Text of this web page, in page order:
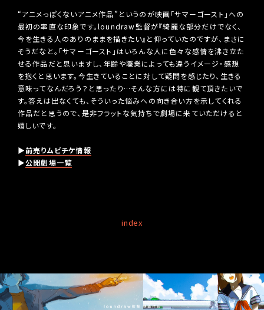
“アニメっぽくないアニメ作品”というのが映画「サマーゴースト」への
最初の率直な印象です。loundraw監督が『綺麗な部分だけでなく、
今を生きる人のありのままを描きたい』と仰っていたのですが、まさに
そうだなと。「サマーゴースト」はいろんな人に色々な感情を沸き立た
せる作品だと思いますし、年齢や職業によっても違うイメージ・感想
を抱くと思います。今生きていることに対して疑問を感じたり、生きる
意味ってなんだろう？と思ったり…そんな方には特に観て頂きたいで
す。答えは出なくても、そういった悩みへの向き合い方を示してくれる
作品だと思うので、是非フラットな気持ちで劇場に来ていただけると
嬉しいです。
▶前売りムビチケ情報
▶公開劇場一覧
index